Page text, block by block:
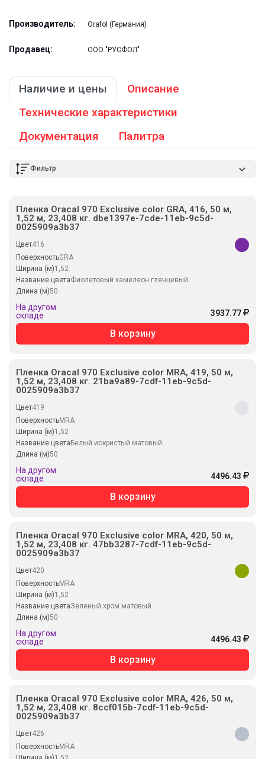
Производитель: Orafol (Германия)
Продавец: ООО "РУСФОЛ"
Наличие и цены
Описание
Технические характеристики
Документация
Палитра
Фильтр
Пленка Oracal 970 Exclusive color GRA, 416, 50 м,
1,52 м, 23,408 кг. dbe1397e-7cde-11eb-9c5d-
0025909a3b37
Цвет416
ПоверхностьGRA
Ширина (м)1,52
Название цветаФиолетовый хамелеон глянцевый
Длина (м)50
На другом
складе
3937.77
В корзину
Пленка Oracal 970 Exclusive color MRA, 419, 50 м,
1,52 м, 23,408 кг. 21ba9a89-7cdf-11eb-9c5d-
0025909a3b37
Цвет419
ПоверхностьMRA
Ширина (м)1,52
Название цветаБелый искристый матовый
Длина (м)50
На другом
складе
4496.43
В корзину
Пленка Oracal 970 Exclusive color MRA, 420, 50 м,
1,52 м, 23,408 кг. 47bb3287-7cdf-11eb-9c5d-
0025909a3b37
Цвет420
ПоверхностьMRA
Ширина (м)1,52
Название цветаЗеленый хром матовый
Длина (м)50
На другом
складе
4496.43
В корзину
Пленка Oracal 970 Exclusive color MRA, 426, 50 м,
1,52 м, 23,408 кг. 8ccf015b-7cdf-11eb-9c5d-
0025909a3b37
Цвет426
ПоверхностьMRA